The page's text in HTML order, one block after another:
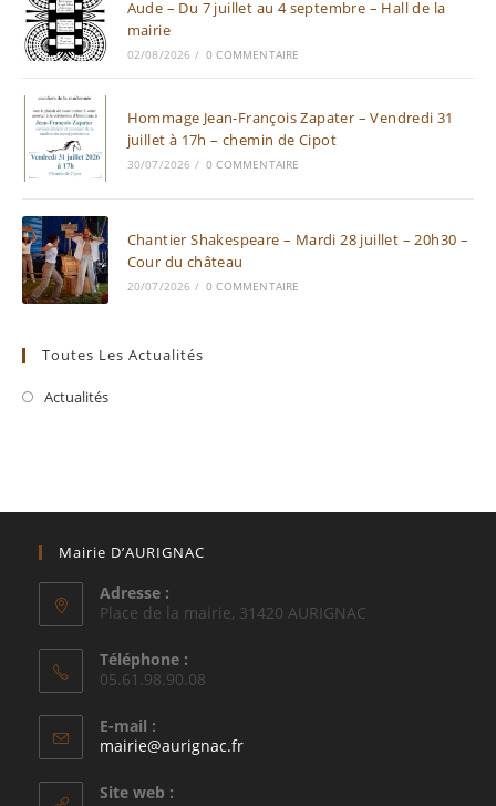
Aude – Du 7 juillet au 4 septembre – Hall de la
mairie
02/08/2026 / 0 COMMENTAIRE
Hommage Jean-François Zapater – Vendredi 31
juillet à 17h – chemin de Cipot
30/07/2026 / 0 COMMENTAIRE
Chantier Shakespeare – Mardi 28 juillet – 20h30 –
Cour du château
20/07/2026 / 0 COMMENTAIRE
Toutes Les Actualités
Actualités
Mairie D’AURIGNAC
Adresse :
Place de la mairie, 31420 AURIGNAC
Téléphone :
05.61.98.90.08
E-mail :
mairie@aurignac.frS’ouvre
Site web :